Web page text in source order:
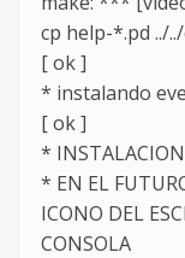
cp help-*.pd ../
[ ok ]
* instalando eve
[ ok ]
*
* EN EL
ICONO DEL
CONSOLA